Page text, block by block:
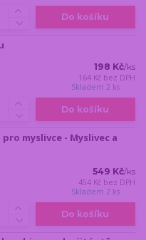
Do košíku
198 Kč/ks
164 Kč bez DPH
Skladem 2 ks
Do košíku
pro myslivce - Myslivec a
549 Kč/ks
454 Kč bez DPH
Skladem 2 ks
Do košíku